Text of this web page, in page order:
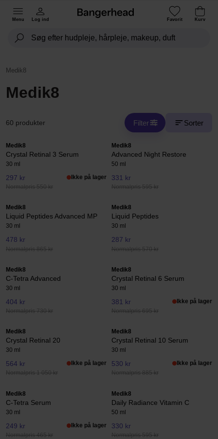
Menu Log ind Favorit Kurv
Medik8
Medik8
60 produkter Filter Sorter
Medik8
Crystal Retinal 3 Serum
30 ml
297 kr
Normalpris 550 kr
Ikke på lager
Medik8
Advanced Night Restore
50 ml
331 kr
Normalpris 595 kr
Medik8
Liquid Peptides Advanced MP
30 ml
478 kr
Normalpris 865 kr
Medik8
Liquid Peptides
30 ml
287 kr
Normalpris 570 kr
Medik8
C-Tetra Advanced
30 ml
404 kr
Normalpris 730 kr
Medik8
Crystal Retinal 6 Serum
30 ml
381 kr
Normalpris 695 kr
Ikke på lager
Medik8
Crystal Retinal 20
30 ml
564 kr
Normalpris 1 050 kr
Ikke på lager
Medik8
Crystal Retinal 10 Serum
30 ml
530 kr
Normalpris 885 kr
Ikke på lager
Medik8
C-Tetra Serum
30 ml
249 kr
Normalpris 465 kr
Ikke på lager
Medik8
Daily Radiance Vitamin C
50 ml
330 kr
Normalpris 595 kr